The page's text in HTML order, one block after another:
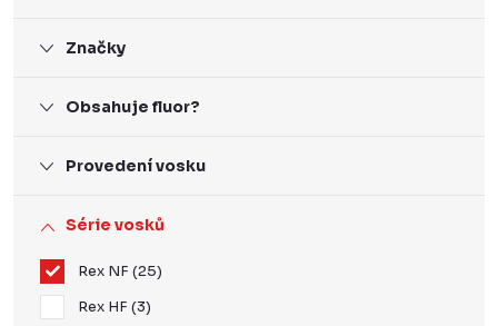
Značky
Obsahuje fluor?
Provedení vosku
Série vosků
Rex NF 25
Rex HF 3